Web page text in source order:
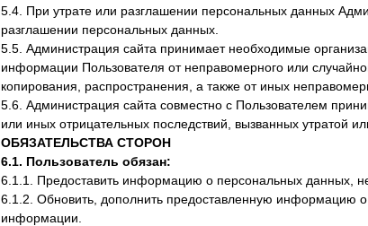
5.4. При утрате или разглашении персональных данных
разглашении персональных данных.
5.5. Администрация сайта принимает необходимые
информации Пользователя от неправомерного или
копирования, распространения, а также от иных
5.6. Администрация сайта совместно с Пользователем
или иных отрицательных последствий, вызванных утратой
ОБЯЗАТЕЛЬСТВА СТОРОН
6.1. Пользователь обязан:
6.1.1. Предоставить информацию о персональных данных,
6.1.2. Обновить, дополнить предоставленную информацию
информации.